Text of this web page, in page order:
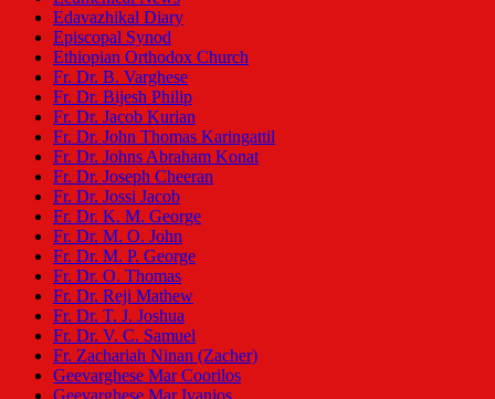
Edavazhikal Diary
Episcopal Synod
Ethiopian Orthodox Church
Fr. Dr. B. Varghese
Fr. Dr. Bijesh Philip
Fr. Dr. Jacob Kurian
Fr. Dr. John Thomas Karingattil
Fr. Dr. Johns Abraham Konat
Fr. Dr. Joseph Cheeran
Fr. Dr. Jossi Jacob
Fr. Dr. K. M. George
Fr. Dr. M. O. John
Fr. Dr. M. P. George
Fr. Dr. O. Thomas
Fr. Dr. Reji Mathew
Fr. Dr. T. J. Joshua
Fr. Dr. V. C. Samuel
Fr. Zachariah Ninan (Zacher)
Geevarghese Mar Coorilos
Geevarghese Mar Ivanios